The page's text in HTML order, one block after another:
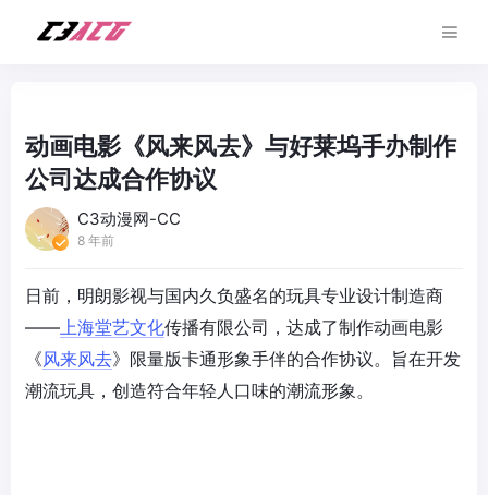
动画电影《风来风去》与好莱坞手办制作
公司达成合作协议
C3动漫网-CC
8 年前
日前，明朗影视与国内久负盛名的玩具专业设计制造商
——上海堂艺文化传播有限公司，达成了制作动画电影
《风来风去》限量版卡通形象手伴的合作协议。旨在开发
潮流玩具，创造符合年轻人口味的潮流形象。